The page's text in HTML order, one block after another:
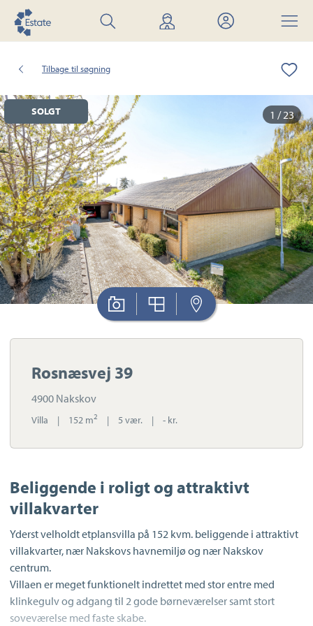
Søg
bolig
Find
mægler
Mit
Estate
Menu
Tilbage til søgning
1 / 23
SOLGT
Rosnæsvej 39
4900 Nakskov
Villa | 152 m2 | 5 vær. | - kr.
Beliggende i roligt og attraktivt
villakvarter
Yderst velholdt etplansvilla på 152 kvm. beliggende i attraktivt
villakvarter, nær Nakskovs havnemiljø og nær Nakskov
centrum.
Villaen er meget funktionelt indrettet med stor entre med
klinkegulv og adgang til 2 gode børneværelser samt stort
soveværelse med faste skabe.